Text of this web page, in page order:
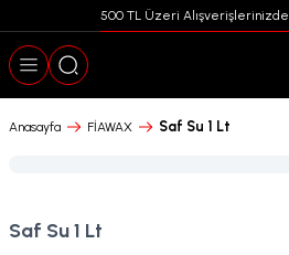
500 TL Üzeri Alışverişlerinizde
Geri Dön
Anasayfa FİAWAX Saf Su 1 Lt
Saf Su 1 Lt